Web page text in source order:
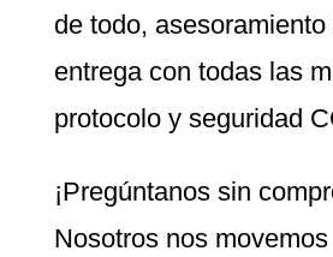
de todo,
entrega con todas las
protocolo y seguridad
¡Pregúntanos sin
Nosotros nos